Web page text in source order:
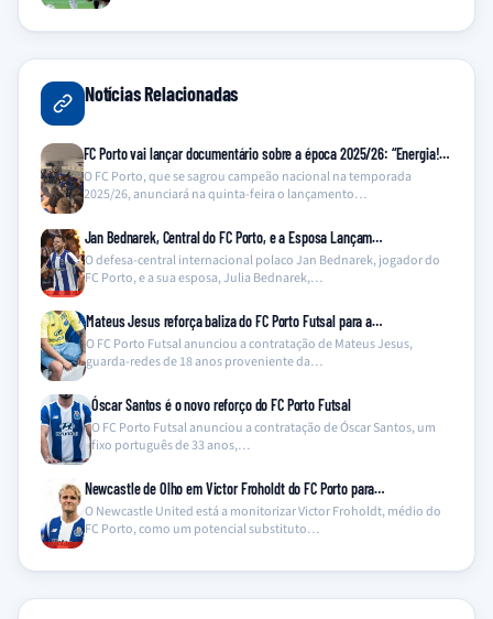
Notícias Relacionadas
FC Porto vai lançar documentário sobre a época 2025/26: “Energia!…
O FC Porto, que se sagrou campeão nacional na temporada
2025/26, anunciará na quinta-feira o lançamento…
Jan Bednarek, Central do FC Porto, e a Esposa Lançam…
O defesa-central internacional polaco Jan Bednarek, jogador do
FC Porto, e a sua esposa, Julia Bednarek,…
Mateus Jesus reforça baliza do FC Porto Futsal para a…
O FC Porto Futsal anunciou a contratação de Mateus Jesus,
guarda-redes de 18 anos proveniente da…
Óscar Santos é o novo reforço do FC Porto Futsal
O FC Porto Futsal anunciou a contratação de Óscar Santos, um
fixo português de 33 anos,…
Newcastle de Olho em Victor Froholdt do FC Porto para…
O Newcastle United está a monitorizar Victor Froholdt, médio do
FC Porto, como um potencial substituto…